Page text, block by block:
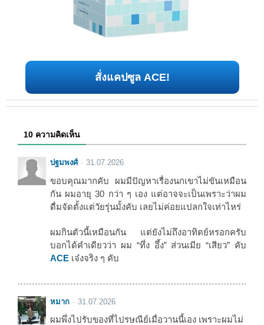
สั่งแคปซูล ACE!
10 ความคิดเห็น
ปฐมพงศ์ 31.07.2026
ขอบคุณมากคับ ผมมีปัญหาเรื่องนกเขาไม่ขันเหมือน
กัน ผมอายุ 30 กว่า ๆ เอง แต่อาจจะเป็นเพราะว่าผม
ดื่มจัดตั้งแต่วัยรุ่นมั้งคับ เลยไม่ค่อยแปลกใจเท่าไหร่
ผมกินตัวนี้เหมือนกัน แต่ยังไม่ถึงอาทิตย์หรอกครับ
บอกได้คำเดียวว่า ผม “ทึ่ง อึ้ง” ส่วนเมีย “เสียว” คับ
ACE เจ๋งจริง ๆ คับ
หมาก 31.07.2026
ผมพึ่งไปรับของที่ไปรษณีย์เมื่อวานนี้เอง เพราะผมไม่